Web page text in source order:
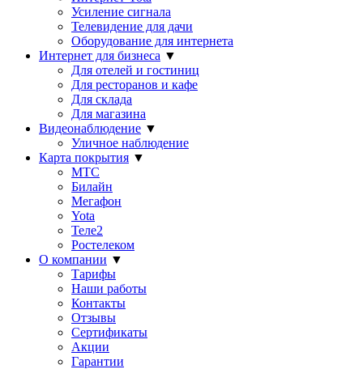
Усиление сигнала
Телевидение для дачи
Оборудование для интернета
Интернет для бизнеса ▼
Для отелей и гостиниц
Для ресторанов и кафе
Для склада
Для магазина
Видеонаблюдение ▼
Уличное наблюдение
Карта покрытия ▼
МТС
Билайн
Мегафон
Yota
Теле2
Ростелеком
О компании ▼
Тарифы
Наши работы
Контакты
Отзывы
Сертификаты
Акции
Гарантии